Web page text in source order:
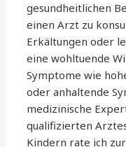
gesundheitlichen
einen Arzt zu
Erkältungen oder
eine wohltuende
Symptome wie
oder anhaltende
medizinische
qualifizierten
Kindern rate ich